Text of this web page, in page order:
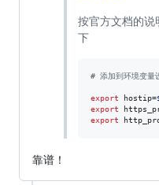
按官方文档的
下
# 添加到环境变量
export hostip=
export
export
靠谱！